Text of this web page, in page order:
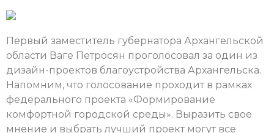
Первый заместитель губернатора Архангельской
области Ваге Петросян проголосовал за один из
дизайн-проектов благоустройства Архангельска.
Напомним, что голосование проходит в рамках
федерального проекта «Формирование
комфортной городской среды». Выразить свое
мнение и выбрать лучший проект могут все